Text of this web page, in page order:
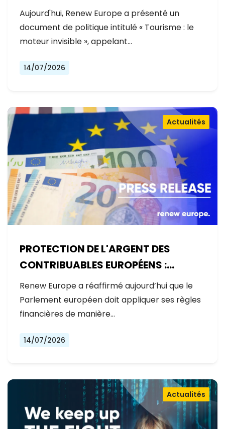
L'EUROPE
Aujourd'hui, Renew Europe a présenté un
document de politique intitulé « Tourisme : le
moteur invisible », appelant…
14/07/2026
PROTECTION DE L'ARGENT DES
CONTRIBUABLES EUROPÉENS :
AUCUNE EXCEPTION
Actualités
Renew Europe a réaffirmé aujourd’hui que le
Parlement européen doit appliquer ses règles
financières de manière…
14/07/2026
Actualités